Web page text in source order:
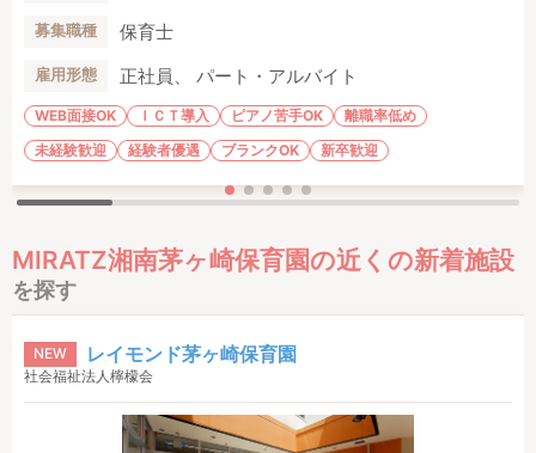
募集職種 保育士
雇用形態 正社員、 パート・アルバイト
WEB面接OK ＩＣＴ導入 ピアノ苦手OK
離職率低め
未経験歓迎
経験者優遇 ブランクOK 新卒歓迎
MIRATZ湘南茅ヶ崎保育園の近くの新着施設
を探す
NEW レイモンド茅ヶ崎保育園
社会福祉法人檸檬会